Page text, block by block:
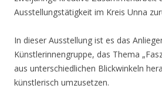
Ausstellungstätigkeit im Kreis Unna
In dieser Ausstellung ist es das
Künstlerinnengruppe, das Thema
aus unterschiedlichen Blickwinkeln
künstlerisch umzusetzen.